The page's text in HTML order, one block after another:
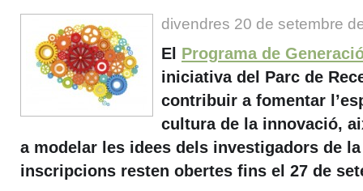
divendres 20 de setembre
El Programa de
iniciativa del Parc de
contribuir a fomentar
cultura de la innovació,
a modelar les idees dels investigadors de
inscripcions resten obertes fins el 27 de